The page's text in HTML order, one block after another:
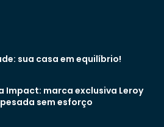
sua casa em equilíbrio!
Impact: marca exclusiva Leroy
sem esforço